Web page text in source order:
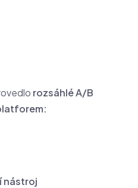
rozsáhlé A/B
nástroj